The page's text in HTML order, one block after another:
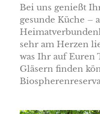
Bei uns genießt
gesunde Küche –
sehr am Herzen
was Ihr auf
Gläsern finden